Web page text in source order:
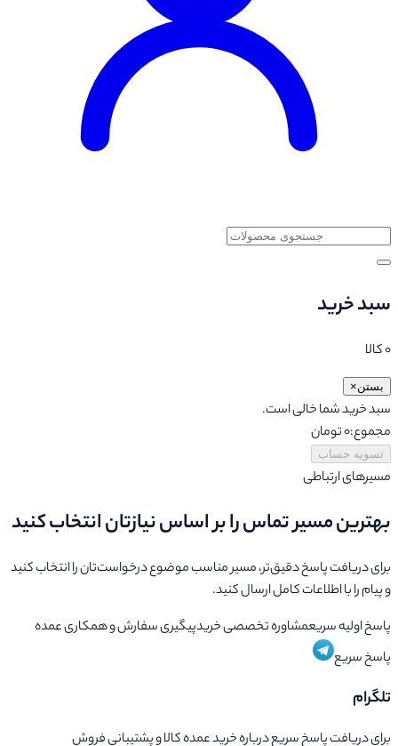
سبد خرید
۰کالا
بستن×
سبد خرید شما خالی است.
مجموع:۰ تومان
تسویه حساب
مسیرهای ارتباطی
بهترین مسیر تماس را بر اساس نیازتان انتخاب کنید
برای دریافت پاسخ دقیق‌تر، مسیر مناسب موضوع درخواست‌تان را انتخاب کنید
و پیام را با اطلاعات کامل ارسال کنید.
پاسخ اولیه سریعمشاوره تخصصی خریدپیگیری سفارش و همکاری عمده
پاسخ سریع
تلگرام
برای دریافت پاسخ سریع درباره خرید عمده کالا و پشتیبانی فروش